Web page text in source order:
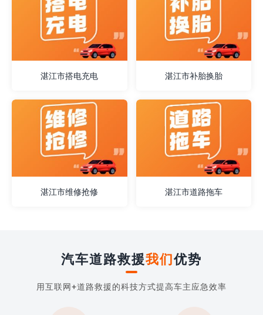
湛江市搭电充电 湛江市补胎换胎
湛江市维修抢修 湛江市道路拖车
汽车道路救援我们优势
用互联网+道路救援的科技方式提高车主应急效率